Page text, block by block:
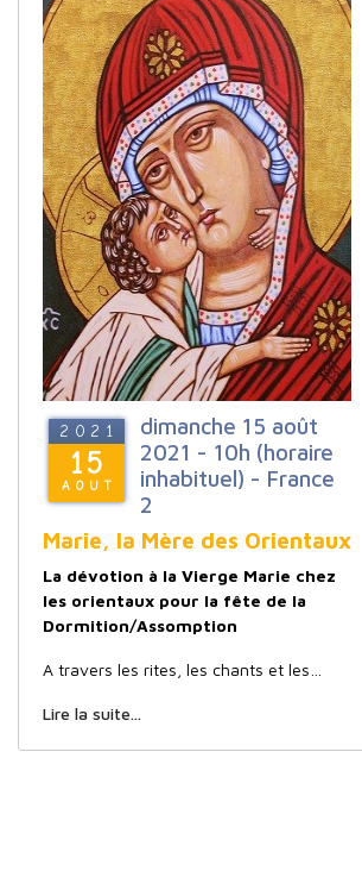
2021
15
AOUT
dimanche 15 août
2021 - 10h (horaire
inhabituel) - France
2
Marie, la Mère des Orientaux
La dévotion à la Vierge Marie chez
les orientaux pour la fête de la
Dormition/Assomption
A travers les rites, les chants et les…
Lire la suite...